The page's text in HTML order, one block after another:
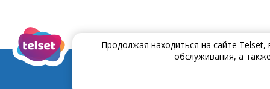
Продолжая находиться на сайте
обслуживания, а